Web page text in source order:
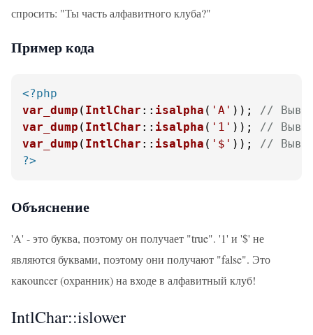
спросить: "Ты часть алфавитного клуба?"
Пример кода
<?php
var_dump ( IntlChar :: isalpha ( 'A' )); //
var_dump ( IntlChar :: isalpha ( '1' )); //
var_dump ( IntlChar :: isalpha ( '$' )); //
?>
Объяснение
'A' - это буква, поэтому он получает "true". '1' и '$' не
являются буквами, поэтому они получают "false". Это
какouncer (охранник) на входе в алфавитный клуб!
IntlChar::islower